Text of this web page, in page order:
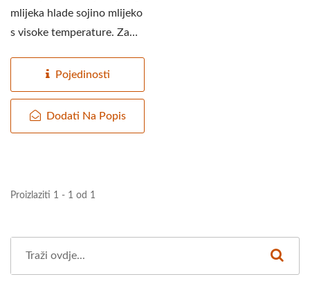
mlijeka hlade sojino mlijeko
s visoke temperature. Za
Pojedinosti
Dodati Na Popis
Proizlaziti 1 - 1 od 1